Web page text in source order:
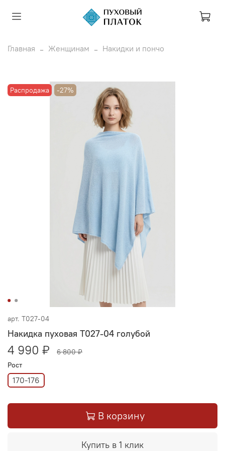
Главная Женщинам Накидки и пончо
Распродажа -27%
арт. Т027-04
Накидка пуховая Т027-04 голубой
4 990 ₽
6 800 ₽
Рост
170-176
В корзину
Купить в 1 клик